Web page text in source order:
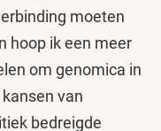
moeten
hoop ik een meer
om genomica in
van
bedreigde